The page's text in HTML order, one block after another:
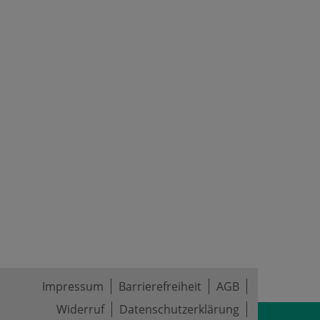
Impressum Barrierefreiheit
AGB
Widerruf
Datenschutzerklärung